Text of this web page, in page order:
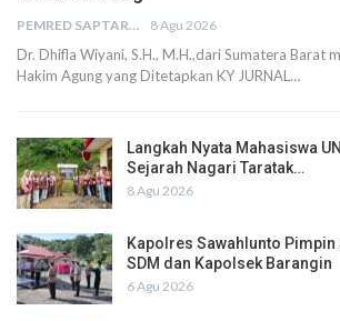
PEMRED SAPTARIUS 8 Agu 2026
Dr. Dhifla Wiyani, S.H., M.H.,dari Sumatera Barat
Hakim Agung yang Ditetapkan KY JURNAL…
Langkah Nyata Mahasiswa
Sejarah Nagari Taratak…
8 Agu 2026
Kapolres Sawahlunto Pimpin
SDM dan Kapolsek Barangin
6 Agu 2026